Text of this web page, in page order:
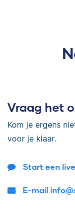
Vraag het
Kom je ergens
voor je klaar.
Start een
E-mail